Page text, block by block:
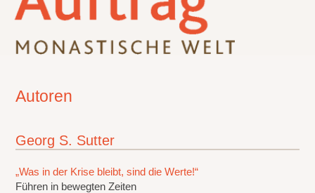
Autoren
Georg S. Sutter
„Was in der Krise bleibt, sind die Werte!“
Führen in bewegten Zeiten